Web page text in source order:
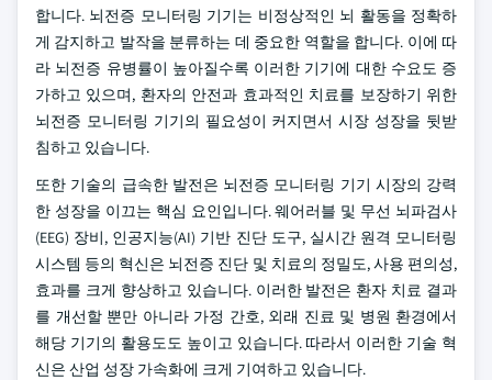
합니다. 뇌전증 모니터링 기기는 비정상적인 뇌 활동을 정확하
게 감지하고 발작을 분류하는 데 중요한 역할을 합니다. 이에 따
라 뇌전증 유병률이 높아질수록 이러한 기기에 대한 수요도 증
가하고 있으며, 환자의 안전과 효과적인 치료를 보장하기 위한
뇌전증 모니터링 기기의 필요성이 커지면서 시장 성장을 뒷받
침하고 있습니다.
또한 기술의 급속한 발전은 뇌전증 모니터링 기기 시장의 강력
한 성장을 이끄는 핵심 요인입니다. 웨어러블 및 무선 뇌파검사
(EEG) 장비, 인공지능(AI) 기반 진단 도구, 실시간 원격 모니터링
시스템 등의 혁신은 뇌전증 진단 및 치료의 정밀도, 사용 편의성,
효과를 크게 향상하고 있습니다. 이러한 발전은 환자 치료 결과
를 개선할 뿐만 아니라 가정 간호, 외래 진료 및 병원 환경에서
해당 기기의 활용도도 높이고 있습니다. 따라서 이러한 기술 혁
신은 산업 성장 가속화에 크게 기여하고 있습니다.